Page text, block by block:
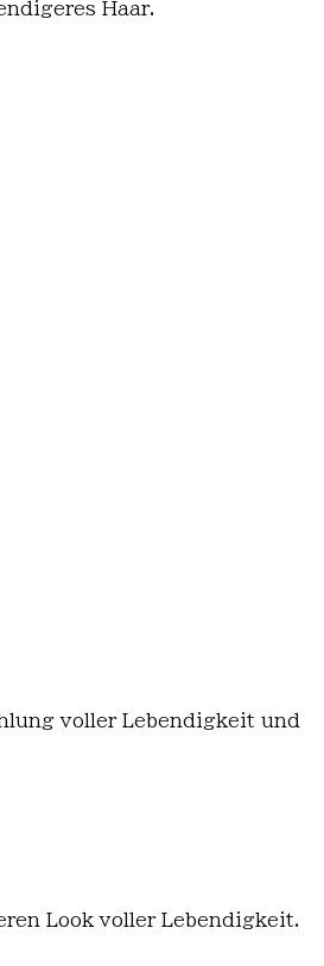
Haar.
voller Lebendigkeit und
Look voller Lebendigkeit.